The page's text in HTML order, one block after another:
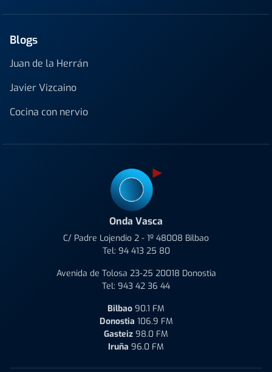
Blogs
Juan de la Herrán
Javier Vizcaino
Cocina con nervio
Onda Vasca
C/ Padre Lojendio 2 - 1º 48008 Bilbao
Tel: 94 413 25 80
Avenida de Tolosa 23-25 20018 Donostia
Tel: 943 42 36 44
Bilbao 90.1 FM
Donostia 106.9 FM
Gasteiz 98.0 FM
Iruña 96.0 FM